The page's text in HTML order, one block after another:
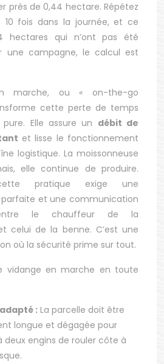
près de 0,44 hectare. Répétez
10 fois dans la journée, et ce
hectares qui n’ont pas été
une campagne, le calcul est
marche, ou « on-the-go
cette perte de temps
Elle assure un débit de
et lisse le fonctionnement
logistique. La moissonneuse
elle continue de produire.
pratique exige une
parfaite et une communication
le chauffeur de la
celui de la benne. C’est une
où la sécurité prime sur tout.
vidange en marche en toute
: La parcelle doit être
longue et dégagée pour
engins de rouler côte à